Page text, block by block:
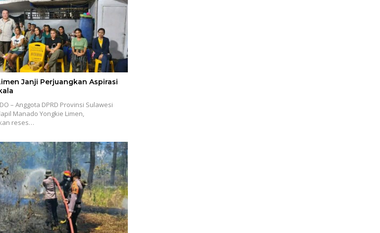
Janji Perjuangkan Aspirasi
– Anggota DPRD Provinsi Sulawesi
Manado Yongkie Limen,
reses…